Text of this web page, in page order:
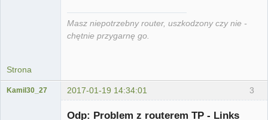
Masz niepotrzebny router, uszkodzony czy nie -
chętnie przygarnę go.
Strona
3
Kamil30_27 2017-01-19 14:34:01
Odp: Problem z routerem TP - Links